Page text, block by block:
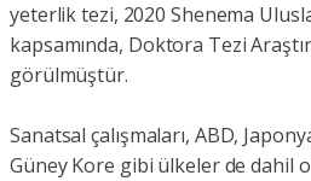
yeterlik tezi, 2020 Shenema
kapsamında, Doktora Tezi
görülmüştür.
Sanatsal çalışmaları, ABD,
Güney Kore gibi ülkeler de dahil